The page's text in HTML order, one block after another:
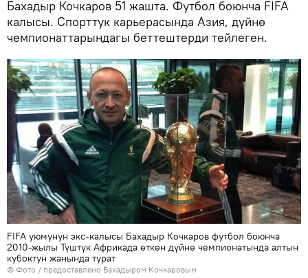
Бахадыр Кочкаров 51 жашта. Футбол боюнча FIFA
калысы. Спорттук карьерасында Азия, дүйнө
чемпионаттарындагы беттештерди тейлеген.
FIFA уюмунун экс-калысы Бахадыр Кочкаров футбол боюнча
2010-жылы Түштүк Африкада өткөн дүйнө чемпионатында алтын
кубоктун жанында турат
© Фото / предоставлено Бахадыром Кочкаровым